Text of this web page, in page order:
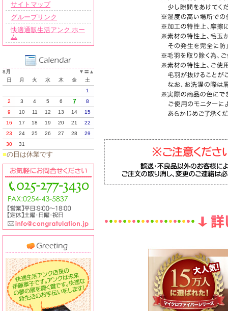
サイトマップ
グループリンク
快適通販生活アンク ホー
ム
▲
〓
▼
8月
日
月 火 水 木 金
土
1
2
3 4 5 6 7
8
9
10 11 12 13 14
15
16
17 18 19 20 21
22
23
24 25 26 27 28
29
30
31
■の日は休業です